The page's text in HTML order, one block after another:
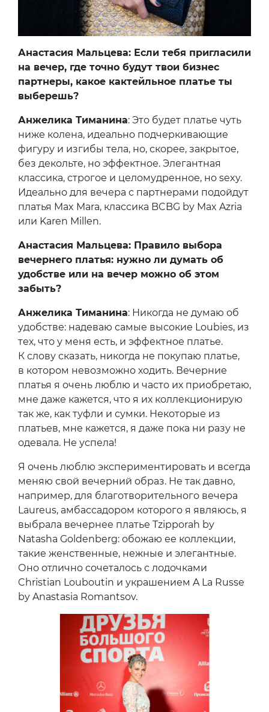
Анастасия Мальцева: Если тебя пригласили
на вечер, где точно будут твои бизнес
партнеры, какое кактейльное платье ты
выберешь?
Анжелика Тиманина: Это будет платье чуть
ниже колена, идеально подчеркивающие
фигуру и изгибы тела, но, скорее, закрытое,
без декольте, но эффектное. Элегантная
классика, строгое и целомудренное, но sexy.
Идеально для вечера с партнерами подойдут
платья Max Mara, классика BCBG by Max Azria
или Karen Millen.
Анастасия Мальцева: Правило выбора
вечернего платья: нужно ли думать об
удобстве или на вечер можно об этом
забыть?
Анжелика Тиманина: Никогда не думаю об
удобстве: надеваю самые высокие Loubies, из
тех, что у меня есть, и эффектное платье.
К слову сказать, никогда не покупаю платье,
в котором невозможно ходить. Вечерние
платья я очень люблю и часто их приобретаю,
мне даже кажется, что я их коллекционирую
так же, как туфли и сумки. Некоторые из
платьев, мне кажется, я даже пока ни разу не
одевала. Не успела!
Я очень люблю экспериментировать и всегда
меняю свой вечерний образ. Не так давно,
например, для благотворительного вечера
Laureus, амбассадором которого я являюсь, я
выбрала вечернее платье Tzipporah by
Natasha Goldenberg: обожаю ее коллекции,
такие женственные, нежные и элегантные.
Оно отлично сочеталось с лодочками
Christian Louboutin и украшением A La Russe
by Anastasia Romantsov.